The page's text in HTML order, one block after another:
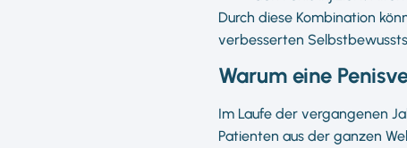
Durch diese Kombination
verbesserten
Warum eine
Im Laufe der vergangenen
Patienten aus der ganzen